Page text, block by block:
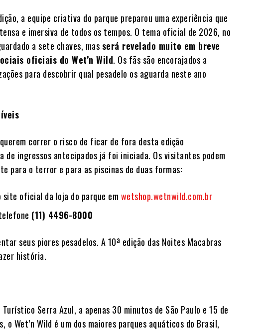
a equipe criativa do parque preparou uma experiência que
e imersiva de todos os tempos. O tema oficial de 2026, no
a sete chaves, mas será revelado muito em breve
oficiais do Wet’n Wild. Os fãs são encorajados a
para descobrir qual pesadelo os aguarda neste ano
correr o risco de ficar de fora desta edição
de ingressos antecipados já foi iniciada. Os visitantes podem
para o terror e para as piscinas de duas formas:
site oficial da loja do parque em wetshop.wetnwild.com.br
(11) 4496-8000
seus piores pesadelos. A 10ª edição das Noites Macabras
história.
Serra Azul, a apenas 30 minutos de São Paulo e 15 de
o Wet’n Wild é um dos maiores parques aquáticos do Brasil,